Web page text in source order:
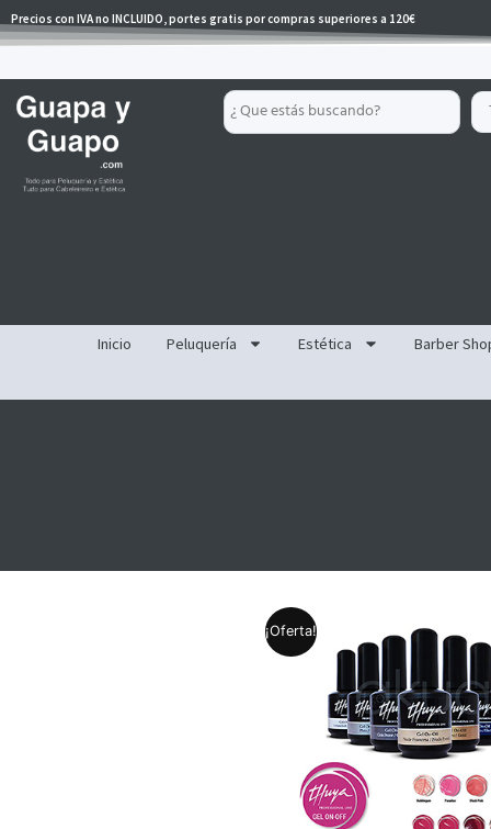
al
Precios con IVA no INCLUIDO, portes gratis por compras superiores a 120€
Search
...
Inicio Peluquería Estética Barber
¡Oferta!